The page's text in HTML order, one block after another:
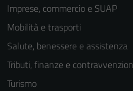
Imprese, commercio e SUAP
Mobilità e trasporti
Salute, benessere e assistenza
Tributi, finanze e
Turismo